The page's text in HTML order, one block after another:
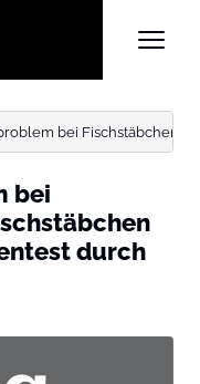
bei Fischstäbchen:
bei
durch